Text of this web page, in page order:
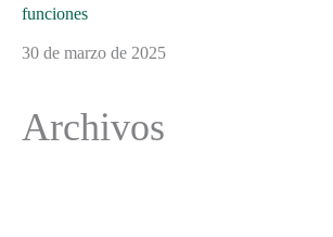
funciones
30 de marzo de 2025
Archivos